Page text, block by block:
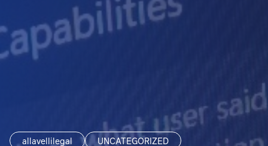
allavellilegal UNCATEGORIZED